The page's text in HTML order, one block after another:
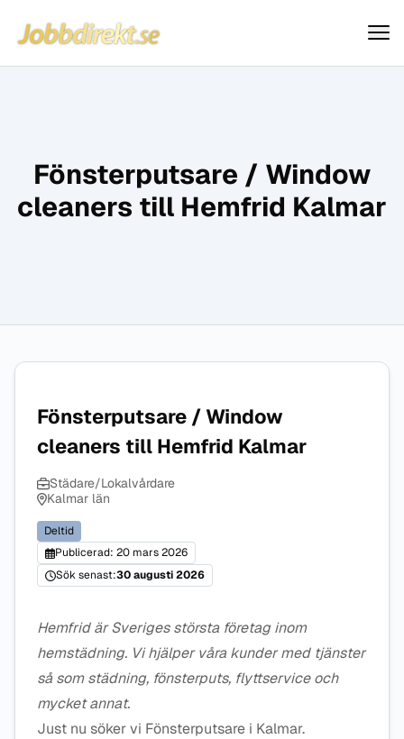
Hoppa till innehåll
Jobbdirekt
Fönsterputsare / Window
cleaners till Hemfrid Kalmar
Fönsterputsare / Window
cleaners till Hemfrid Kalmar
Städare/Lokalvårdare
Kalmar län
Deltid
Publicerad: 20 mars 2026
Sök senast:30 augusti 2026
Hemfrid är Sveriges största företag inom
hemstädning. Vi hjälper våra kunder med tjänster
så som städning, fönsterputs, flyttservice och
mycket annat.
Just nu söker vi Fönsterputsare i Kalmar.